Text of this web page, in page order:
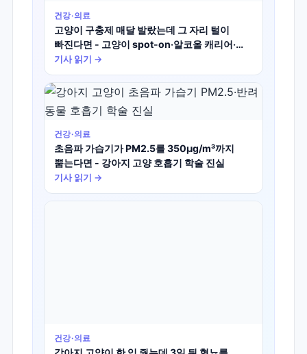
건강·의료
고양이 구충제 매달 발랐는데 그 자리 털이
빠진다면 - 고양이 spot-on·알코올 캐리어·
국소 탈모 학술 진실
건강·의료
초음파 가습기가 PM2.5를 350μg/m³까지
뿜는다면 - 강아지 고양 호흡기 학술 진실
건강·의료